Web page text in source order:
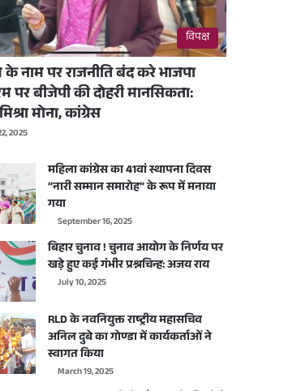
विपक्ष
नाम पर राजनीति बंद करे भाजपा
पर बीजेपी की दोहरी मानसिकता:
मोना, कांग्रेस
2025
महिला कांग्रेस का 41वां स्थापना दिवस
“नारी सम्मान समारोह” के रूप में मनाया
गया
September 16, 2025
बिहार चुनाव ! चुनाव आयोग के निर्णय पर
खड़े हुए कई गंभीर प्रश्नचिन्ह: अजय राय
July 10, 2025
RLD के नवनियुक्त राष्ट्रीय महासचिव
अनिल दुबे का गोण्डा में कार्यकर्ताओं ने
स्वागत किया
March 19, 2025